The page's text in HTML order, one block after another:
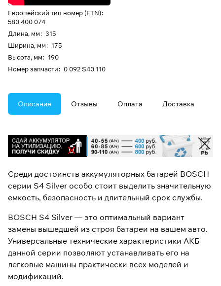
Европейский тип номер (ETN):
580 400 074
Длина, мм: 315
Ширина, мм: 175
Высота, мм: 190
Номер запчасти: 0 092 S40 110
Описание Отзывы Оплата Доставка
Среди достоинств аккумуляторных батарей BOSCH
серии S4 Silver особо стоит выделить значительную
емкость, безопасность и длительный срок службы.
BOSCH S4 Silver — это оптимальный вариант
замены вышедшей из строя батареи на вашем авто.
Универсальные технические характеристики АКБ
данной серии позволяют устанавливать его на
легковые машины практически всех моделей и
модификаций.